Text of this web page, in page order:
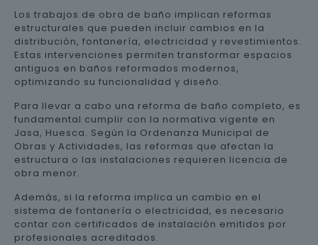
Los trabajos de obra de baño implican reformas
estructurales que pueden incluir cambios en la
distribución, fontanería, electricidad y revestimientos.
Estas intervenciones permiten transformar espacios
antiguos en baños reformados modernos,
optimizando su funcionalidad y diseño.
Para llevar a cabo una reforma de baño completo, es
fundamental cumplir con la normativa vigente en
Jasa, Huesca. Según la Ordenanza Municipal de
Obras y Actividades, las reformas que afectan la
estructura o las instalaciones requieren licencia de
obra menor.
Además, si la reforma implica un cambio en el
sistema de fontanería o electricidad, es necesario
contar con certificados de instalación emitidos por
profesionales acreditados.